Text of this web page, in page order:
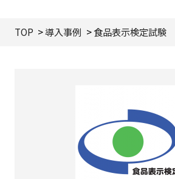
TOP 導入事例 食品表示検定試験